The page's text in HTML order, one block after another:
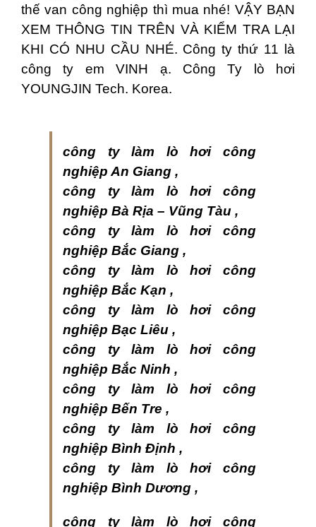
thế van công nghiệp thì mua nhé! VẬY BẠN
XEM THÔNG TIN TRÊN VÀ KIỂM TRA LẠI
KHI CÓ NHU CẦU NHÉ. Công ty thứ 11 là
công ty em VINH ạ. Công Ty lò hơi
YOUNGJIN Tech. Korea.
công ty làm lò hơi công
nghiệp An Giang ,
công ty làm lò hơi công
nghiệp Bà Rịa – Vũng Tàu ,
công ty làm lò hơi công
nghiệp Bắc Giang ,
công ty làm lò hơi công
nghiệp Bắc Kạn ,
công ty làm lò hơi công
nghiệp Bạc Liêu ,
công ty làm lò hơi công
nghiệp Bắc Ninh ,
công ty làm lò hơi công
nghiệp Bến Tre ,
công ty làm lò hơi công
nghiệp Bình Định ,
công ty làm lò hơi công
nghiệp Bình Dương ,
công ty làm lò hơi công